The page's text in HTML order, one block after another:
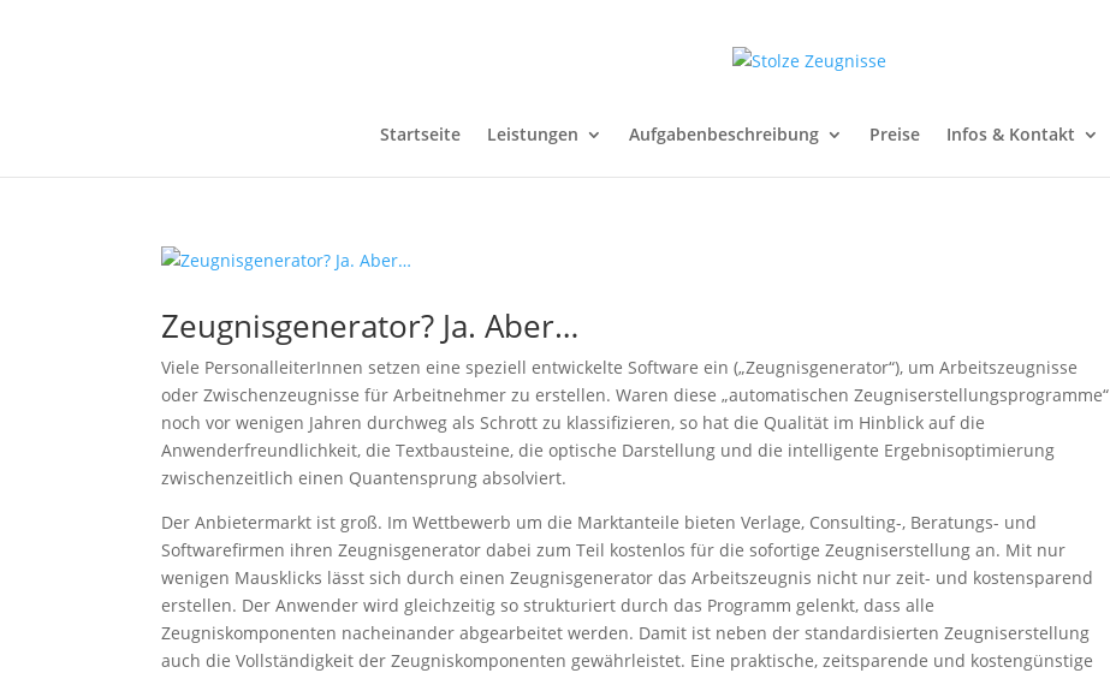
Startseite Leistungen Aufgabenbeschreibung Preise Infos & Kontakt
Zeugnisgenerator? Ja. Aber…
Viele PersonalleiterInnen setzen eine speziell entwickelte Software ein („Zeugnisgenerator“), um Arbeitszeugnisse
oder Zwischenzeugnisse für Arbeitnehmer zu erstellen. Waren diese „automatischen Zeugniserstellungsprogramme“
noch vor wenigen Jahren durchweg als Schrott zu klassifizieren, so hat die Qualität im Hinblick auf die
Anwenderfreundlichkeit, die Textbausteine, die optische Darstellung und die intelligente Ergebnisoptimierung
zwischenzeitlich einen Quantensprung absolviert.
Der Anbietermarkt ist groß. Im Wettbewerb um die Marktanteile bieten Verlage, Consulting-, Beratungs- und
Softwarefirmen ihren Zeugnisgenerator dabei zum Teil kostenlos für die sofortige Zeugniserstellung an. Mit nur
wenigen Mausklicks lässt sich durch einen Zeugnisgenerator das Arbeitszeugnis nicht nur zeit- und kostensparend
erstellen. Der Anwender wird gleichzeitig so strukturiert durch das Programm gelenkt, dass alle
Zeugniskomponenten nacheinander abgearbeitet werden. Damit ist neben der standardisierten Zeugniserstellung
auch die Vollständigkeit der Zeugniskomponenten gewährleistet. Eine praktische, zeitsparende und kostengünstige